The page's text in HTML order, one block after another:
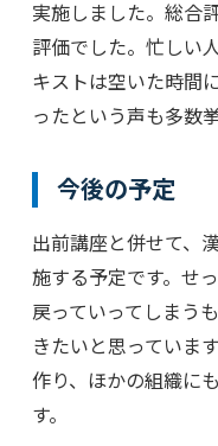
実施しました。総合
評価でした。忙しい
キストは空いた時間
ったという声も多数
今後の予定
出前講座と併せて、
施する予定です。せ
戻っていってしまう
きたいと思っていま
作り、ほかの組織に
す。